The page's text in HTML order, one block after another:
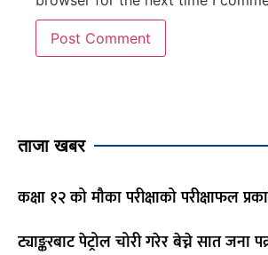
ताजा खबर
कक्षा १२ को मौका परीक्षाको परीक्षाफल
ट्याङ्करबाट पेट्रोल चोरी गरेर बेच्ने सात जना